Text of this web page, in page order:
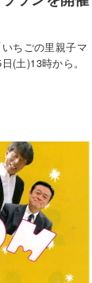
ちごの里親子マ
(土)13時から。